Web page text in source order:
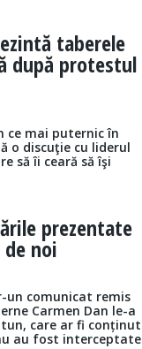
taberele
după protestul
ce mai puternic în
o discuţie cu liderul
să îi ceară să îşi
prezentate
de noi
un comunicat remis
Carmen Dan le-a
care ar fi conținut
au fost interceptate